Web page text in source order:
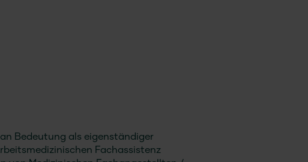
Bedeutung als eigenständiger
Fachassistenz